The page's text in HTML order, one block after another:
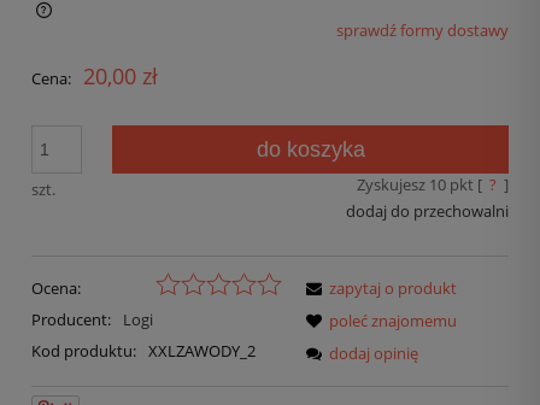
sprawdź formy dostawy
Cena: 20,00 zł
szt.
do koszyka
Zyskujesz 10pkt [ ? ]
dodaj do przechowalni
Ocena:
Producent:
Logi
Kod produktu: XXLZAWODY_2
zapytaj o produkt
poleć znajomemu
dodaj opinię